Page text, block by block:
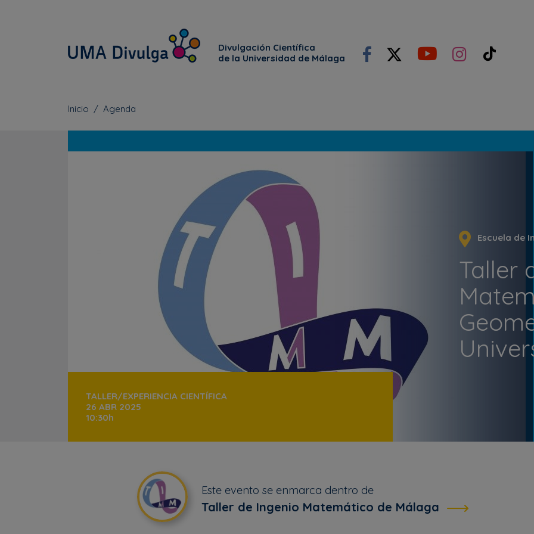
Divulgación Científica
de la Universidad de Málaga
Inicio Agenda
TALLER/EXPERIENCIA CIENTÍFICA
26 ABR 2025
10:30h
Escuela de
Taller
Este evento se enmarca dentro de
Taller de Ingenio Matemático de Málaga